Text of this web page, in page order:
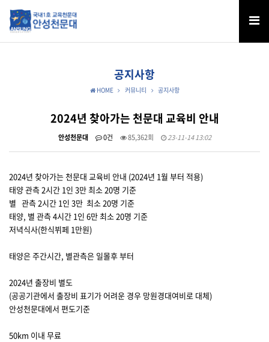
공지사항
HOME 커뮤니티 공지사항
2024년 찾아가는 천문대 교육비 안내
안성천문대 0건 85,362회 23-11-14 13:02
2024년 찾아가는 천문대 교육비 안내 (2024년 1월 부터 적용)
태양 관측 2시간 1인 3만 최소 20명 기준
별 관측 2시간 1인 3만 최소 20명 기준
태양, 별 관측 4시간 1인 6만 최소 20명 기준
저녁식사(한식뷔페 1만원)
태양은 주간시간, 별관측은 일몰후 부터
2024년 출장비 별도
(공공기관에서 출장비 표기가 어려운 경우 망원경대여비로 대체)
안성천문대에서 편도기준
50km 이내 무료